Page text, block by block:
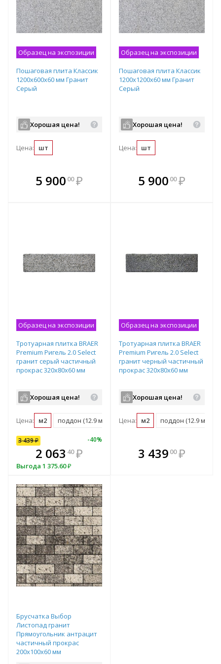
Образец на экспозиции
Пошаговая плита Классик
1200х600х60 мм Гранит
Серый
Хорошая цена!
Цена: шт
5 900 00 ₽
В комплекте
всегда выгоднее!
Образец на экспозиции
Пошаговая плита Классик
1200х1200х60 мм Гранит
Серый
Хорошая цена!
Цена: шт
В комплекте
всегда выгоднее!
5 900 00 ₽
Образец на экспозиции
Тротуарная плитка BRAER
Premium Ригель 2.0 Select
гранит серый частичный
прокрас 320х80х60 мм
Хорошая цена!
Цена: м2 поддон (12.9 м2)
3 439₽ -40%
2 063 40 ₽
Выгода 1 375.60₽
В комплекте
всегда выгоднее!
Образец на экспозиции
Тротуарная плитка BRAER
Premium Ригель 2.0 Select
гранит черный частичный
прокрас 320х80х60 мм
Хорошая цена!
Цена: м2 поддон (12.9 м2)
В комплекте
всегда выгоднее!
3 439 00 ₽
Брусчатка Выбор
Листопад гранит
Прямоугольник антрацит
частичный прокрас
200х100х60 мм